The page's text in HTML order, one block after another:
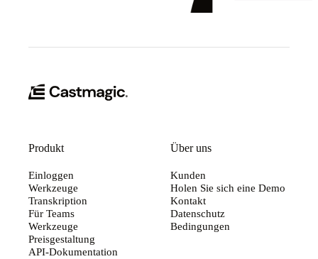
Produkt
Einloggen
Werkzeuge
Transkription
Für Teams
Werkzeuge
Preisgestaltung
API-Dokumentation
Über uns
Kunden
Holen Sie sich eine Demo
Kontakt
Datenschutz
Bedingungen